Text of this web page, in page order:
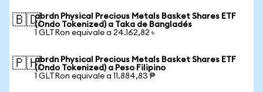
🇧🇩abrdn Physical Precious Metals Basket Shares ETF
(Ondo Tokenized) a Taka de Bangladés
1 GLTRon equivale a 24.162,82 ৳
🇵🇭abrdn Physical Precious Metals Basket Shares ETF
(Ondo Tokenized) a Peso Filipino
1 GLTRon equivale a 11.884,83 ₱